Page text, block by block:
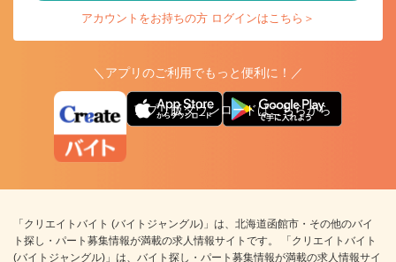
アカウントをお持ちの方 ログインはこちら＞
＼アプリのご利用でもっと便利に！／
アプリ版ダウンロードはこちらから
「クリエイトバイト (バイトジャングル)」は、北海道函館市・その他のバイ
ト探し・パート募集情報が満載の求人情報サイトです。 「クリエイトバイト
(バイトジャングル)」は、バイト探し・パート募集情報が満載の求人情報サイ